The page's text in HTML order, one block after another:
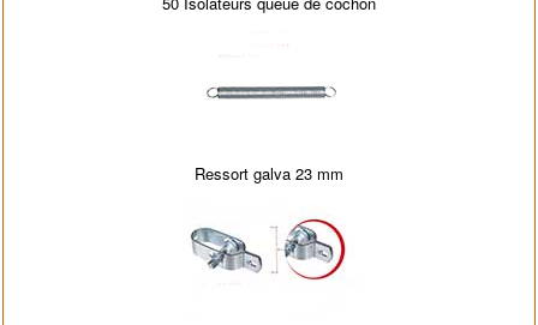
Ressort galva 23 mm